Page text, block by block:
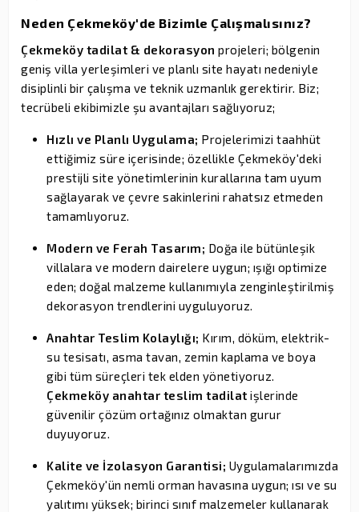
Neden Çekmeköy'de Bizimle Çalışmalısınız?
Çekmeköy tadilat & dekorasyon projeleri; bölgenin
geniş villa yerleşimleri ve planlı site hayatı nedeniyle
disiplinli bir çalışma ve teknik uzmanlık gerektirir. Biz;
tecrübeli ekibimizle şu avantajları sağlıyoruz;
Hızlı ve Planlı Uygulama; Projelerimizi taahhüt
ettiğimiz süre içerisinde; özellikle Çekmeköy'deki
prestijli site yönetimlerinin kurallarına tam uyum
sağlayarak ve çevre sakinlerini rahatsız etmeden
tamamlıyoruz.
Modern ve Ferah Tasarım; Doğa ile bütünleşik
villalara ve modern dairelere uygun; ışığı optimize
eden; doğal malzeme kullanımıyla zenginleştirilmiş
dekorasyon trendlerini uyguluyoruz.
Anahtar Teslim Kolaylığı; Kırım, döküm, elektrik-
su tesisatı, asma tavan, zemin kaplama ve boya
gibi tüm süreçleri tek elden yönetiyoruz.
Çekmeköy anahtar teslim tadilat işlerinde
güvenilir çözüm ortağınız olmaktan gurur
duyuyoruz.
Kalite ve İzolasyon Garantisi; Uygulamalarımızda
Çekmeköy'ün nemli orman havasına uygun; ısı ve su
yalıtımı yüksek; birinci sınıf malzemeler kullanarak